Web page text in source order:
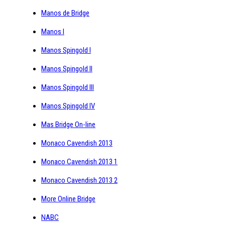
Manos de Bridge
Manos I
Manos Spingold I
Manos Spingold II
Manos Spingold III
Manos Spingold IV
Mas Bridge On-line
Monaco Cavendish 2013
Monaco Cavendish 2013 1
Monaco Cavendish 2013 2
More Online Bridge
NABC